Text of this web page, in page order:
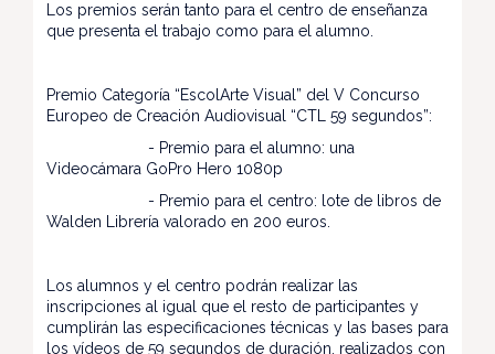
Los premios serán tanto para el centro de enseñanza
que presenta el trabajo como para el alumno.
Premio Categoría “EscolArte Visual” del V Concurso
Europeo de Creación Audiovisual “CTL 59 segundos”:
- Premio para el alumno: una
Videocámara GoPro Hero 1080p
- Premio para el centro: lote de libros de
Walden Librería valorado en 200 euros.
Los alumnos y el centro podrán realizar las
inscripciones al igual que el resto de participantes y
cumplirán las especificaciones técnicas y las bases para
los vídeos de 59 segundos de duración, realizados con